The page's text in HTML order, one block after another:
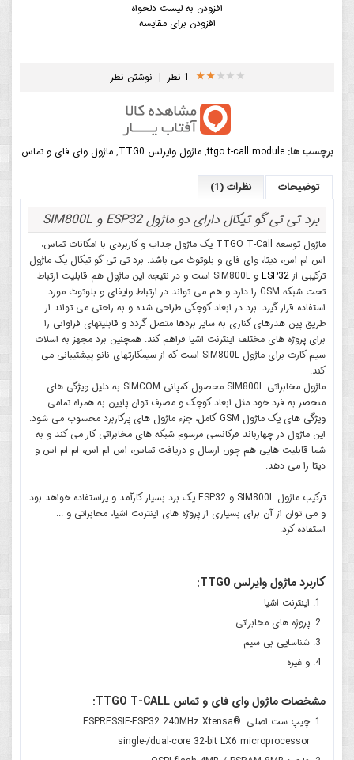
افزودن به لیست دلخواه
افزودن برای مقایسه
1 نظر | نوشتن نظر
برچسب ها: ttgo t-call module
,ماژول وایرلس TTG0 ,ماژول وای فای و تماس
توضیحات نظرات (1)
برد تی تی گو تیکال دارای دو ماژول ESP32 و SIM800L
ماژول توسعه TTGO T-Call یک ماژول جذاب و کاربردی با امکانات تماس،
اس ام اس، دیتا، وای فای و بلوتوث می باشد. برد تی تی گو تیکال یک ماژول
ترکیبی از ESP32
و SIM800L است و در نتیجه این ماژول هم قابلیت ارتباط
تحت شبکه GSM را دارد و هم می تواند در ارتباط وایفای و بلوتوث مورد
استفاده قرار گیرد. برد در ابعاد کوچکی طراحی شده و به راحتی می تواند از
طریق پین هدرهای کناری به سایر بردها متصل گردد و قابلیتهای فراوانی را
برای پروژه های مختلف اینترنت اشیا فراهم کند. همچنین برد مجهز به اسلات
سیم کارت برای ماژول SIM800L است که از سیمکارتهای نانو پیشتیبانی می
کند.
ماژول مخابراتی SIM800L محصول کمپانی SIMCOM به دلیل ویژگی های
منحصر به فرد خود مثل ابعاد کوچک و مصرف توان پایین به همراه تمامی
ویژگی های یک ماژول GSM کامل، جزء ماژول های پرکاربرد محسوب می شود.
این ماژول در چهارباند فرکانسی مرسوم شبکه های مخابراتی کار می کند و به
شما قابلیت هایی هم چون ارسال و دریافت تماس، اس ام اس، ام ام اس و
دیتا را می دهد.
ترکیب ماژول SIM800L و ESP32 یک برد بسیار کارآمد و پراستفاده خواهد بود
و می توان از آن برای بسیاری از پروژه های اینترنت اشیا، مخابراتی و ...
استفاده کرد.
کاربرد ماژول وایرلس TTG0:
اینترنت اشیا
پروژه های مخابراتی
شناسایی بی سیم
و غیره
مشخصات ماژول وای فای و تماس TTGO T-CALL:
چیپ ست اصلی: ESPRESSIF-ESP32 240MHz Xtensa®
single-/dual-core 32-bit LX6 microprocessor